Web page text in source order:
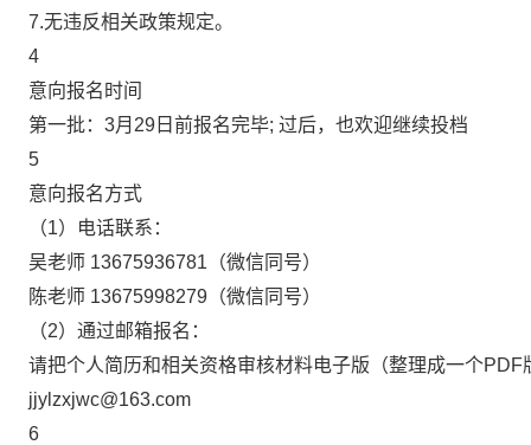
7.无违反相关政策规定。
4
意向报名时间
第一批：3月29日前报名完毕; 过后，也欢迎继续投档
5
意向报名方式
（1）电话联系 ：
吴老师 13675936781（微信同号）
陈老师 13675998279（微信同号）
（2）通过邮箱报名：
请把个人简历和相关资格审核材料电子版（整理成一个PDF
jjylzxjwc@163.com
6